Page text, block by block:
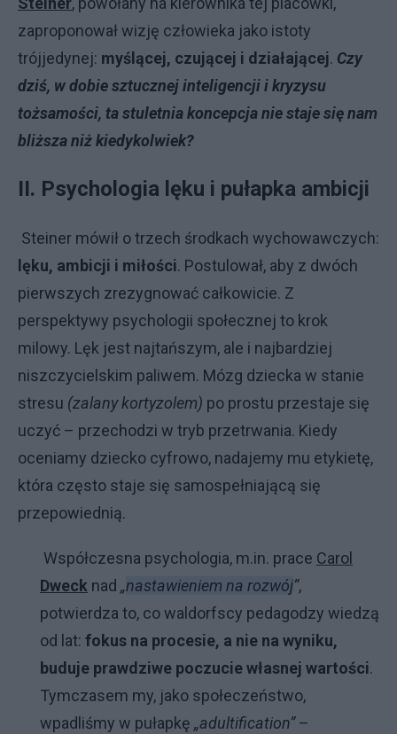
zaproponował wizję człowieka jako istoty
trójjedynej: myślącej, czującej i działającej. Czy
dziś, w dobie sztucznej inteligencji i kryzysu
tożsamości, ta stuletnia koncepcja nie staje się nam
bliższa niż kiedykolwiek?
II. Psychologia lęku i pułapka ambicji
Steiner mówił o trzech środkach wychowawczych:
lęku, ambicji i miłości. Postulował, aby z dwóch
pierwszych zrezygnować całkowicie. Z
perspektywy psychologii społecznej to krok
milowy. Lęk jest najtańszym, ale i najbardziej
niszczycielskim paliwem. Mózg dziecka w stanie
stresu (zalany kortyzolem) po prostu przestaje się
uczyć – przechodzi w tryb przetrwania. Kiedy
oceniamy dziecko cyfrowo, nadajemy mu etykietę,
która często staje się samospełniającą się
przepowiednią.
Współczesna psychologia, m.in. prace Carol
Dweck nad „nastawieniem na rozwój”,
potwierdza to, co waldorfscy pedagodzy wiedzą
od lat: fokus na procesie, a nie na wyniku,
buduje prawdziwe poczucie własnej wartości.
Tymczasem my, jako społeczeństwo,
wpadliśmy w pułapkę „adultification”–